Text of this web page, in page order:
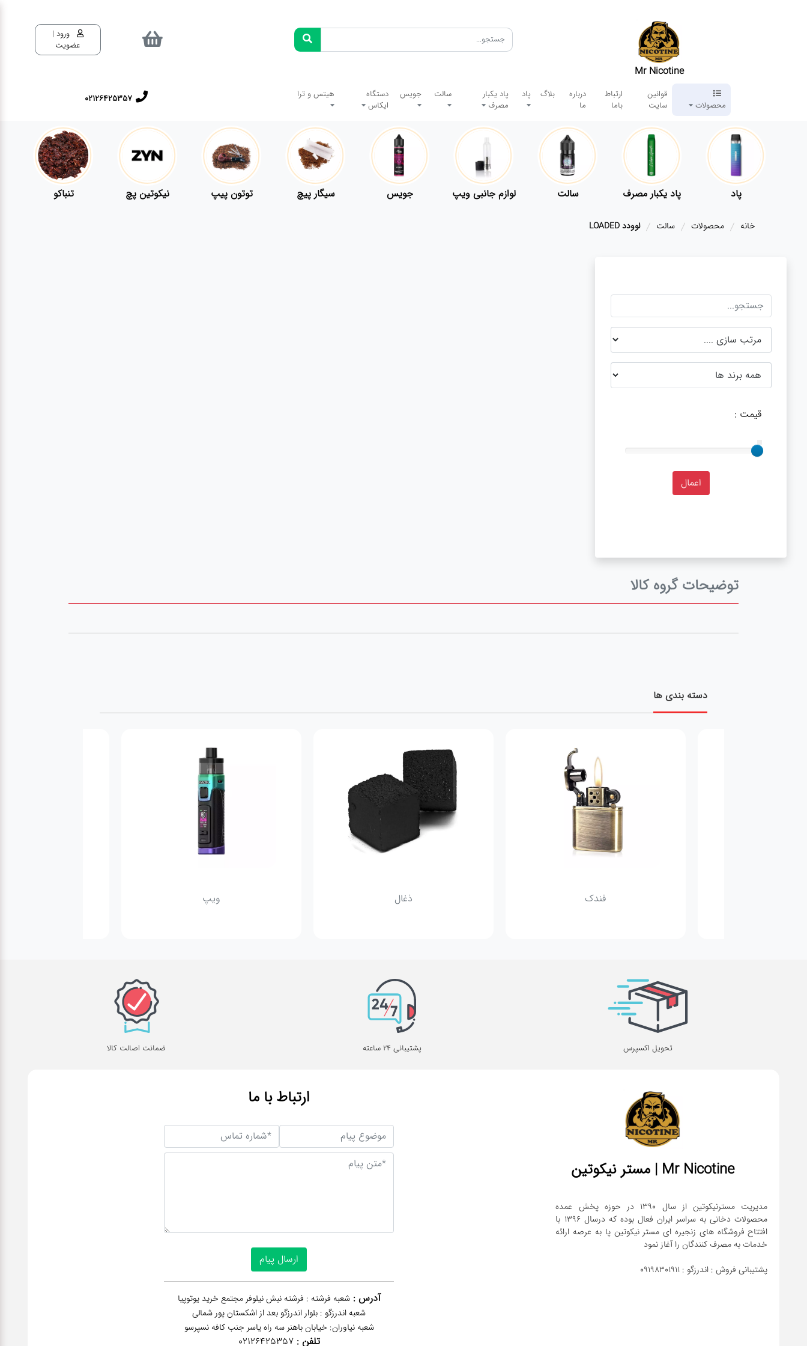
Mr Nicotine
ورود |
عضویت
محصولات
قوانین
سایت
ارتباط
باما
درباره
ما
بلاگ پاد
پاد یکبار
مصرف
سالت جویس
دستگاه
ایکاس
هیتس و ترا 02126425357
پاد پاد یکبار مصرف سالت لوازم جانبی ویپ جویس سیگار پیچ توتون پیپ نیکوتین پچ تنباکو
خانه محصولات سالت لوودد LOADED
قیمت :
توضیحات گروه کالا
دسته بندی ها
فندک ذغال ویپ
تحویل اکسپرس پشتیبانی 24 ساعته ضمانت اصالت کالا
Mr Nicotine | مستر نیکوتین
مدیریت مسترنیکوتین از سال 1390 در حوزه پخش عمده
محصولات دخانی به سراسر ایران فعال بوده که درسال 1396 با
افتتاح فروشگاه های زنجیره ای مستر نیکوتین پا به عرصه ارائه
پشتیبانی فروش : اندرزگو : 09198301911
ارتباط با ما
آدرس : شعبه فرشته : فرشته نبش نیلوفر مجتمع خرید یوتوپیا
شعبه اندرزگو : بلوار اندرزگو بعد از اشکستان پور شمالی
شعبه نیاوران: خیابان باهنر‌ سه راه یاسر جنب کافه نسپرسو
تلفن : 02126425357